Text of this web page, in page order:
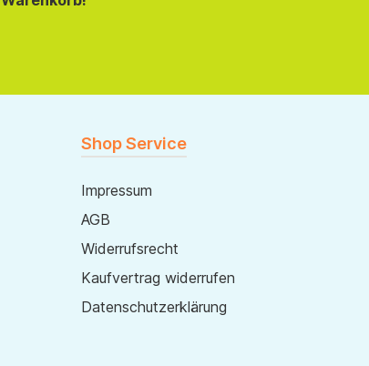
Shop Service
Impressum
AGB
Widerrufsrecht
Kaufvertrag widerrufen
Datenschutzerklärung